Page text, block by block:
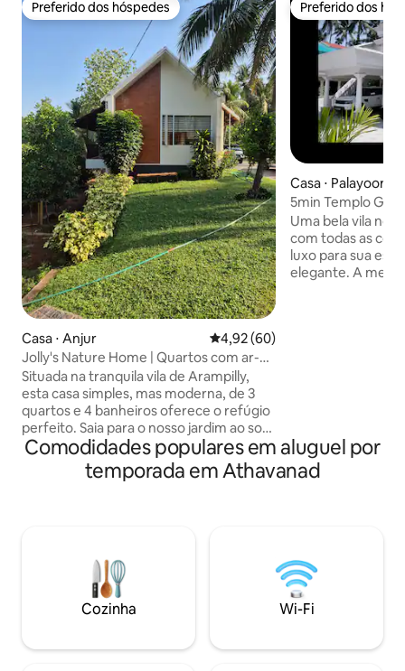
Preferido dos hóspedes
Preferido dos hóspedes
Casa ⋅ Anjur 4,92 de uma avaliação média
4,92 (60)
Jolly's Nature Home | Quartos com ar-
condicionado | Quintal privativo
Situada na tranquila vila de Arampilly,
esta casa simples, mas moderna, de 3
quartos e 4 banheiros oferece o refúgio
perfeito. Saia para o nosso jardim ao som
do canto dos pássaros e do farfalhar das
folhas, ou faça uma curta viagem de
carro para explorar os marcos culturais e
pés quadrados, enquanto as crianças
aproveitam a liberdade de brincar em
um espaço seguro e aberto. Venha -
Experimente o charme de Kerala em um
Preferido dos
Preferido dos
Casa ⋅ Palayoor,
5min Templo
Espaçosa
Uma bela vila no
com todas as
luxo para sua
elegante. A
compartilhado
Comodidades populares em aluguel por
temporada em Athavanad
Cozinha Wi-Fi